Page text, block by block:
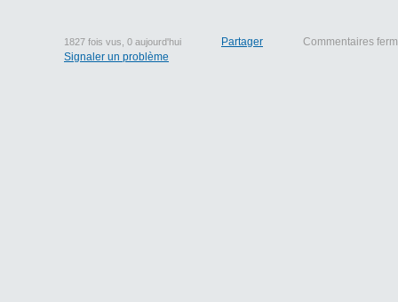
1827 fois vus, 0 aujourd'hui Partager
Commentaires
Signaler un problème